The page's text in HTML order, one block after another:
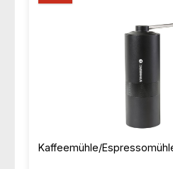
Kaffeemühle/